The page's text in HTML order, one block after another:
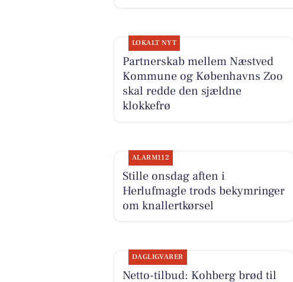
LOKALT NYT
Partnerskab mellem Næstved
Kommune og Københavns Zoo
skal redde den sjældne
klokkefrø
ALARM112
Stille onsdag aften i
Herlufmagle trods bekymringer
om knallertkørsel
DAGLIGVARER
Netto-tilbud: Kohberg brød til